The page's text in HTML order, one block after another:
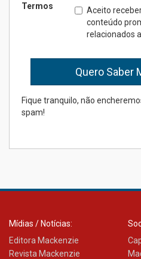
calouros
semestre
04.08.2026
Brasília
estudantes
mesmo do
Termos
Aceito
conteúdo
relacionados
Fique tranquilo, não
spam!
Mídias / Notícias:
Editora Mackenzie
Revista Mackenzie